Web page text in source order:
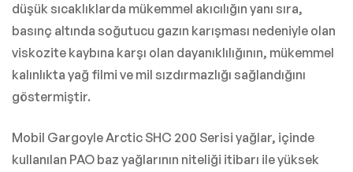
düşük sıcaklıklarda mükemmel akıcılığın yanı sıra,
basınç altında soğutucu gazın karışması nedeniyle olan
viskozite kaybına karşı olan dayanıklılığının, mükemmel
kalınlıkta yağ filmi ve mil sızdırmazlığı sağlandığını
göstermiştir.
Mobil Gargoyle Arctic SHC 200 Serisi yağlar, içinde
kullanılan PAO baz yağlarının niteliği itibarı ile yüksek